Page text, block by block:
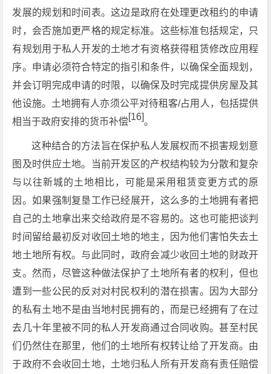
发展的规划和时间表。这边是政府在处理更改租约的申请
时，会否施加更严格的规定标准。这些标准包括规定，只
有规划用于私人开发的土地才有资格获得租赁修改应用程
序。申请必须符合特定的指引和条件，以确保全面规划，
并会订明完成申请的时限，以确保及时完成提供房屋及其
他设施。土地拥有人亦须公平对待租客/占用人，包括提供
相当于政府安排的货币补偿[16]。
这种结合的方法旨在保护私人发展权而不损害规划意
图及时供应土地。当前开发区的产权结构较为分散和复杂
与以往新城的土地相比，可能是采用租赁变更方式的原
因。如果强制复垦工作已经展开，这么多的土地拥有者把
自己的土地拿出来交给政府是不容易的。这也可能把谈判
时间留给最初反对收回土地的地主，因为他们害怕失去土
地土地所有权。与此同时，政府会减少收回土地的财政开
支。然而，尽管这种做法保护了土地所有者的权利，但也
遭到一些公民的反对对村民权利的潜在损害。因为大部分
的私有土地不是由当地村民拥有的，而是已经拥有了在过
去几十年里被不同的私人开发商通过合同收购。甚至村民
们仍然住在那里，他们的土地所有权转让给了开发商。由
于政府不会收回土地，土地归私人所有开发商有责任赔偿